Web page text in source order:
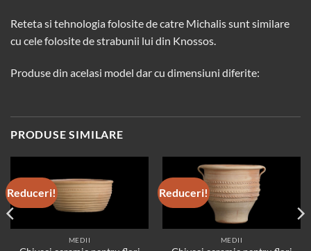
Reteta si tehnologia folosite de catre Michalis sunt similare
cu cele folosite de strabunii lui din Knossos.
Produse din acelasi model dar cu dimensiuni diferite:
PRODUSE SIMILARE
Reduceri!
MEDII
Reduceri!
MEDII